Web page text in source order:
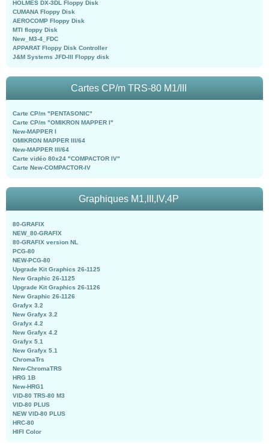
HOLMES DX-3DL Floppy Disk
CUMANA Floppy Disk
AEROCOMP Floppy Disk
MTI floppy Disk
New_M3-4_FDC
APPARAT Floppy Disk Controller
J&M Systems JFD-III Floppy disk
Cartes CP/m TRS-80 M1/III
Carte CP/m "PENTASONIC"
Carte CP/m "OMIKRON MAPPER I"
New-MAPPER I
OMIKRON MAPPER III/64
New-MAPPER III/64
Carte vidéo 80x24 "COMPACTOR IV"
Carte New-COMPACTOR-IV
Graphiques M1,III,IV,4P
80-GRAFIX
NEW_80-GRAFIX
80-GRAFIX version NL
PCG-80
NEW-PCG-80
Upgrade Kit Graphics 26-1125
New Graphic 26-1125
Upgrade Kit Graphics 26-1126
New Graphic 26-1126
Grafyx 3.2
New Grafyx 3.2
Grafyx 4.2
New Grafyx 4.2
Grafyx 5.1
New Grafyx 5.1
ChromaTrs
New-ChromaTRS
HRG 1B
New-HRG1
VID-80 TRS-80 M3
VID-80 PLUS
NEW VID-80 PLUS
HRC-80
HIFI Color